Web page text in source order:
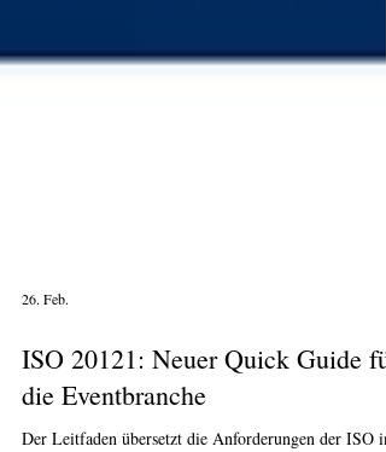
ISO 20121: Neuer Quick Guide für
die Eventbranche